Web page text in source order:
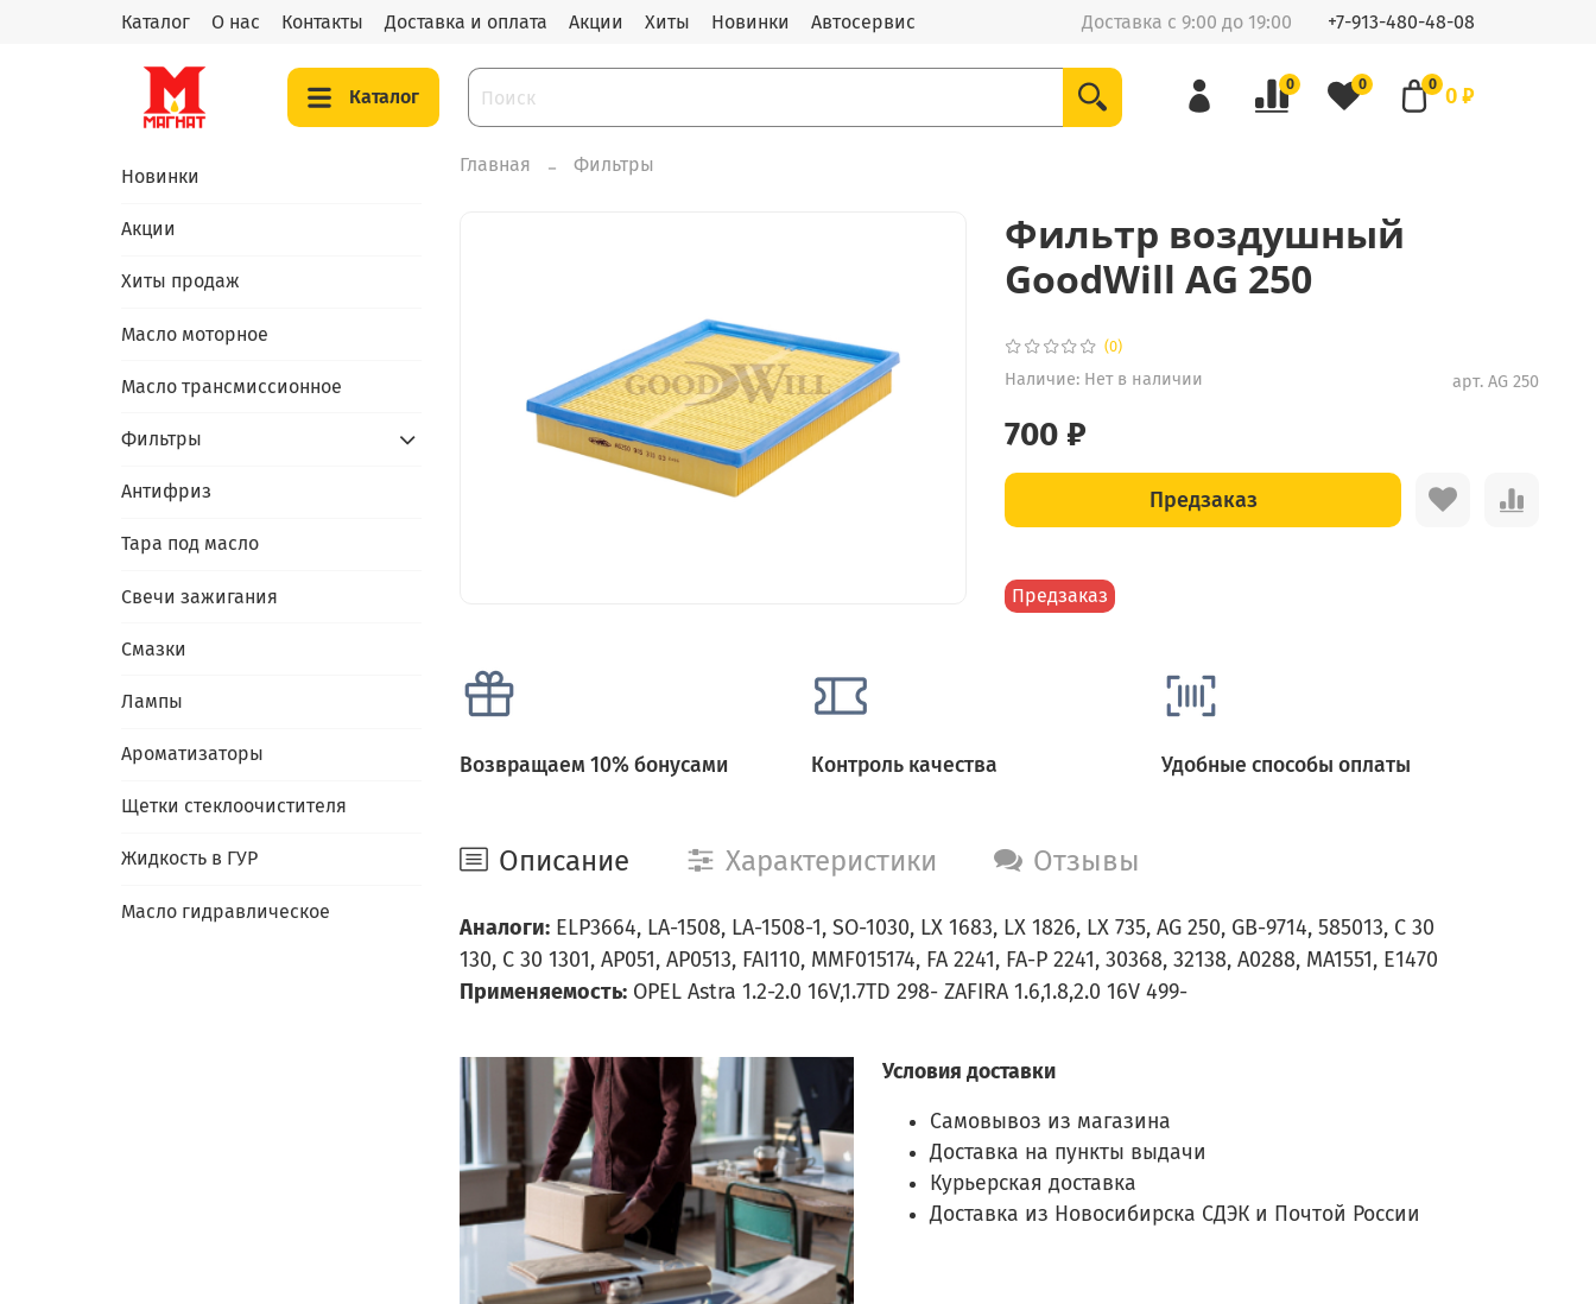
Каталог О нас Контакты Доставка и оплата Акции Хиты Новинки Автосервис Доставка с 9:00 до 19:00 +7-913-480-48-08
Каталог
0 0 0 0 ₽
Главная Фильтры
(0)
арт.AG 250
Наличие: Нет в наличии
Предзаказ
Фильтр воздушный
GoodWill AG 250
700 ₽
Предзаказ
Возвращаем 10% бонусами Контроль качества Удобные способы оплаты
Описание Характеристики Отзывы
Аналоги: ELP3664, LA-1508, LA-1508-1, SO-1030, LX 1683, LX 1826, LX 735, AG 250, GB-9714, 585013, C 30
130, C 30 1301, AP051, AP0513, FAI110, MMF015174, FA 2241, FA-P 2241, 30368, 32138, A0288, MA1551, E1470
Применяемость: OPEL Astra 1.2-2.0 16V,1.7TD 298- ZAFIRA 1.6,1.8,2.0 16V 499-
Условия доставки
Самовывоз из магазина
Доставка на пункты выдачи
Курьерская доставка
Доставка из Новосибирска СДЭК и Почтой России
Новинки
Акции
Хиты продаж
Масло моторное
Масло трансмиссионное
Фильтры
Антифриз
Тара под масло
Свечи зажигания
Смазки
Лампы
Ароматизаторы
Щетки стеклоочистителя
Жидкость в ГУР
Масло гидравлическое